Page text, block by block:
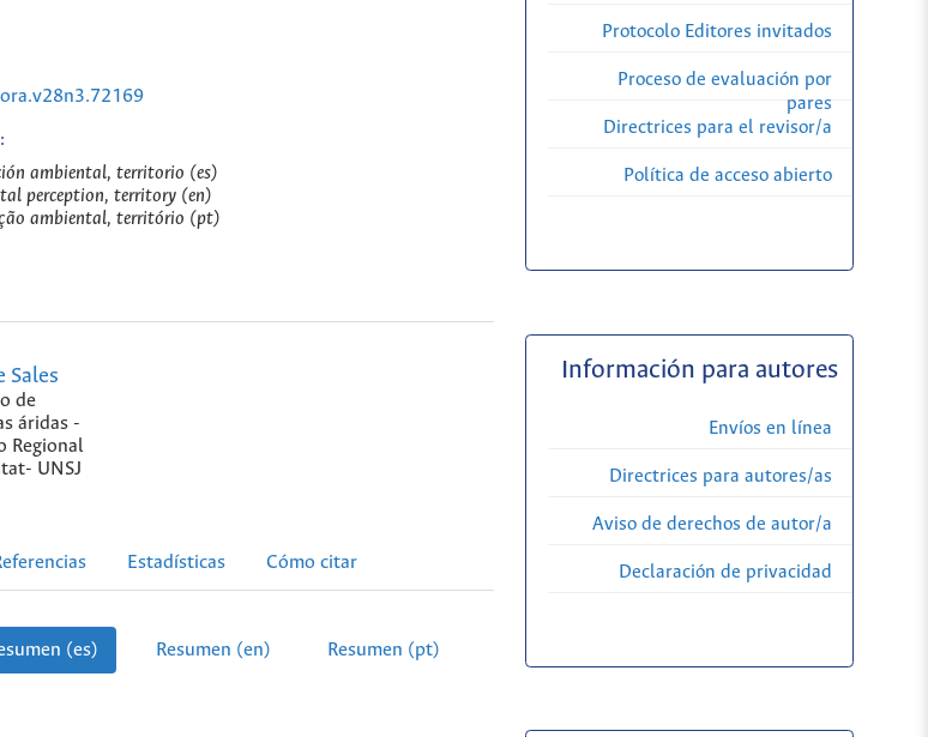
ambiental, territorio (es)
perception, territory (en)
ambiental, território (pt)
Sales
de
áridas -
Regional
UNSJ
Estadísticas Cómo citar
(es) Resumen (en) Resumen (pt)
Protocolo Editores invitados
Proceso de evaluación por
pares
Directrices para el revisor/a
Política de acceso abierto
Información para autores
Envíos en línea
Directrices para autores/as
Aviso de derechos de autor/a
Declaración de privacidad